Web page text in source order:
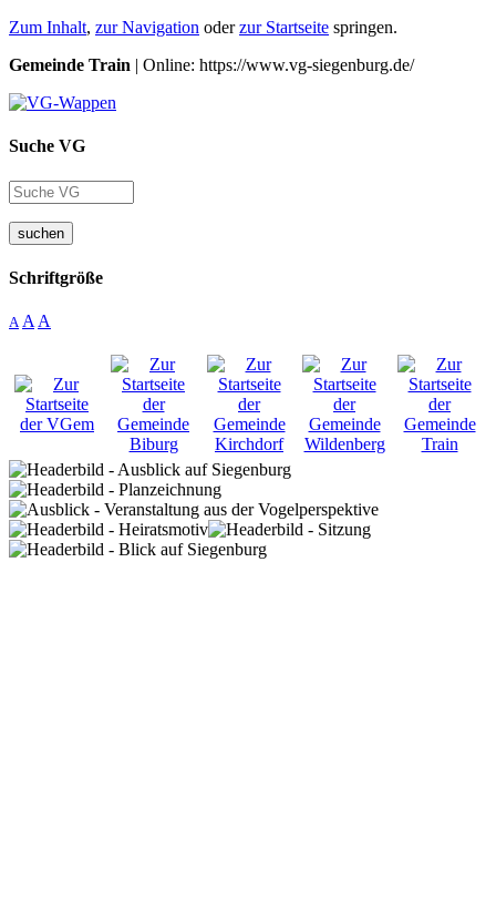
Zum Inhalt, zur Navigation oderzur Startseite springen.
Gemeinde Train | Online: https://www.vg-siegenburg.de/
Suche VG
suchen
Schriftgröße
A A A